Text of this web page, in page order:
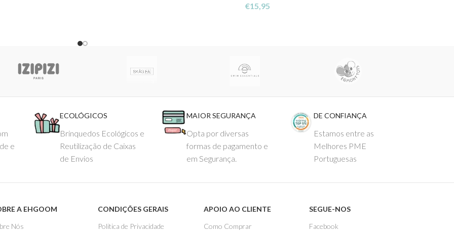
€15,95
e
ECOLÓGICOS
Brinquedos Ecológicos e
Reutilização de Caixas
de Envios
MAIOR SEGURANÇA
Opta por diversas
formas de pagamento e
em Segurança.
DE CONFIANÇA
Estamos entre as
Melhores PME
Portuguesas
A EHGOOM
Nós
CONDIÇÕES GERAIS
Politica de Privacidade
APOIO AO CLIENTE
Como Comprar
SEGUE-NOS
Facebook